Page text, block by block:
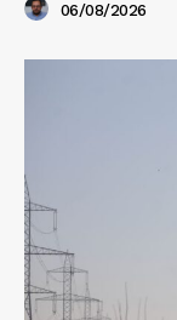
06/08/2026